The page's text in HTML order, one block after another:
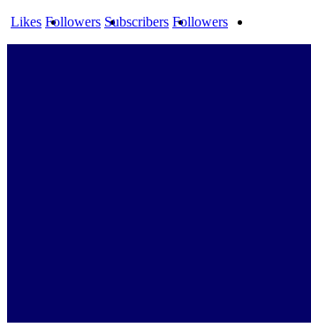
Likes Followers Subscribers Followers